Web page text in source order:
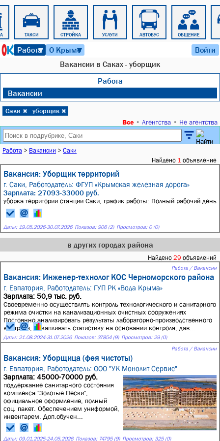
ТАКСИ СТРОЙКА УСЛУГИ АВТОБУС ОБЩЕНИЕ
Работа
▼ О Крыме
▼ Войти
Вакансии в Саках - уборщик
Работа
Вакансии
Саки ✖ уборщик ✖
Все • Агентства • Не агентства
Работа > Вакансии > Саки
Найдено 1 объявление
Вакансия: Уборщик территорий
г. Саки, Работодатель: ФГУП «Крымская железная дорога»
Зарплата: 27093-33000 руб.
уборка территории станции Саки, график работы: Полный рабочий день
Даты: 19.05.2026-30.07.2026 Показов: 906 (2) Просмотров: 0 (0)
в других городах района
Найдено 29 объявлений
Работа / Вакансии
Вакансия: Инженер-технолог КОС Черноморского района
г. Евпатория, Работодатель: ГУП РК «Вода Крыма»
Зарплата: 50,9 тыс. руб.
Своевременно осуществлять контроль технологического и санитарного
режима очистки на канализационных очистных сооружениях
Постоянно анализировать результаты лабораторно-производственного
контроля, накапливать статистику на основании контроля, дав...
Даты: 21.08.2024-31.07.2026 Показов: 37854 (9) Просмотров: 29 (0)
Работа / Вакансии
Вакансия: Уборщица (фея чистоты)
г. Евпатория, Работодатель: ООО "УК Монолит Сервис"
Зарплата: 45000-70000 руб.
поддержание санитарного состояния
комплекса "Золотые Пески",
официальное оформление, полный
соц. пакет. Обеспечением униформой,
инвентарем. Доп.обучен...
Даты: 09.01.2025-24.05.2026 Показов: 74795 (9) Просмотров: 325 (0)